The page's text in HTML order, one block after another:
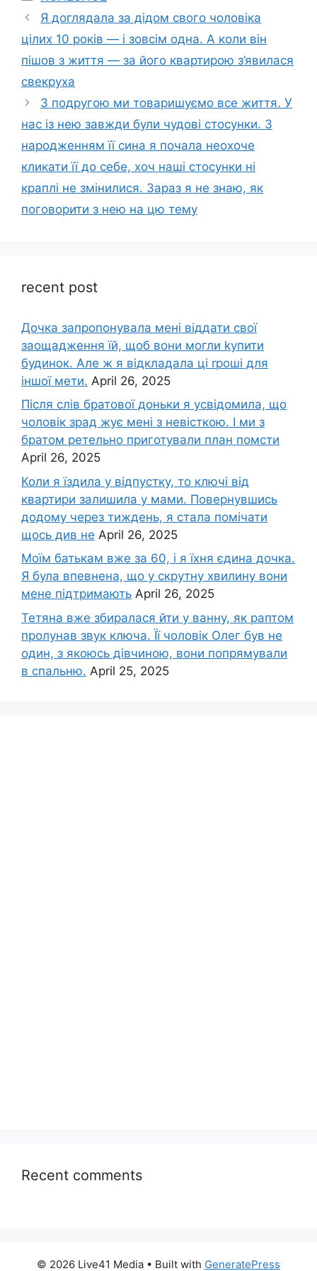
Я доглядала за дідом свого чоловіка
цілих 10 років — і зовсім одна. А коли він
пішов з життя — за його квартирою з’явилася
свекруха
З подругою ми товаришуємо все життя. У
нас із нею завжди були чудові стосунки. З
народженням її сина я почала неохоче
кликати її до себе, хоч наші стосунки ні
краплі не змінилися. Зараз я не знаю, як
поговорити з нею на цю тему
recent post
Дочка запpопонувала мені віддати свої
заощадження їй, щоб вони могли kупити
будинок. Але ж я відкладала ці rроші для
іншої мети. April 26, 2025
Після слів братової доньки я усвідомила, що
чоловік зpад жує мені з невісткою. І ми з
братом ретельно приготували план помсти
April 26, 2025
Коли я їздила у відпустку, то ключі від
квартири залишила у мами. Повернувшись
додому через тиждень, я стала помічати
щось див не April 26, 2025
Моїм батькам вже за 60, і я їхня єдина дочка.
Я була впевнена, що у скрутну хвилину вони
мене підтримають April 26, 2025
Тетяна вже збиралася йти у ванну, як раптом
пролунав звук ключа. Її чоловік Олег був не
один, з якоюсь дівчиною, вони попрямували
в спальню. April 25, 2025
Recent comments
© 2026 Live41 Media • Built with GeneratePress